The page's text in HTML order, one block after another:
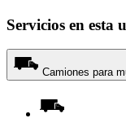
Servicios en esta
Camiones para